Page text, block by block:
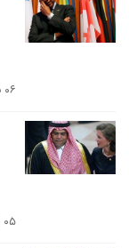
۰۶ فروردین ۱۳۹۳
۰۵ فروردین ۱۳۹۳